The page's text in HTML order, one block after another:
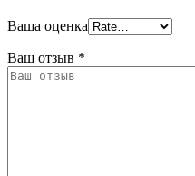
Ваша оценка
Ваш отзыв *